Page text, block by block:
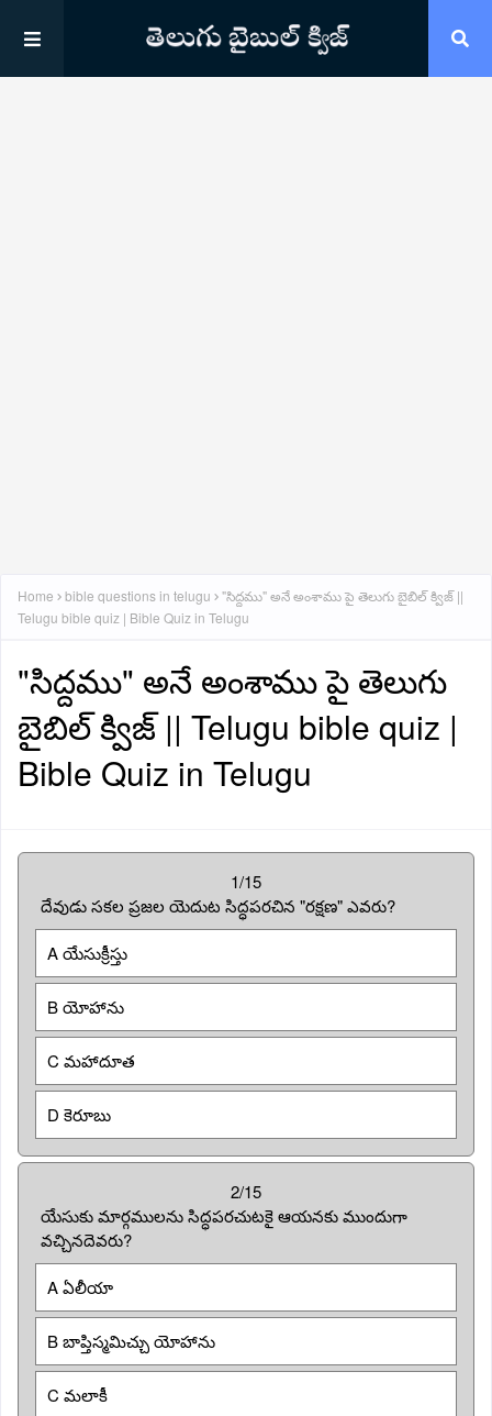
Home bible questions in telugu
"సిద్దము" అనే అంశాము పై తెలుగు బైబిల్ క్విజ్ ||
Telugu bible quiz | Bible Quiz in Telugu
"సిద్దము" అనే అంశాము పై తెలుగు
బైబిల్ క్విజ్ || Telugu bible quiz |
Bible Quiz in Telugu
1/15
దేవుడు సకల ప్రజల యెదుట సిద్ధపరచిన "రక్షణ" ఎవరు?
A యేసుక్రీస్తు
B యోహాను
C మహాదూత
D కెరూబు
2/15
యేసుకు మార్గములను సిద్ధపరచుటకై ఆయనకు ముందుగా
వచ్చినదెవరు?
A ఏలీయా
B బాప్తిస్మమిచ్చు యోహాను
C మలాకీ